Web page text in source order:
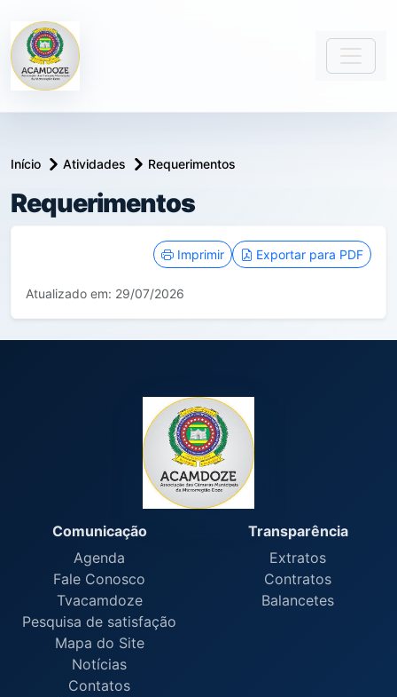
Início Atividades Requerimentos
conteúdo principal
Requerimentos
Imprimir Exportar para PDF
Atualizado em: 29/07/2026
Comunicação
Agenda
Fale Conosco
Tvacamdoze
Pesquisa de satisfação
Mapa do Site
Notícias
Contatos
Transparência
Extratos
Contratos
Balancetes